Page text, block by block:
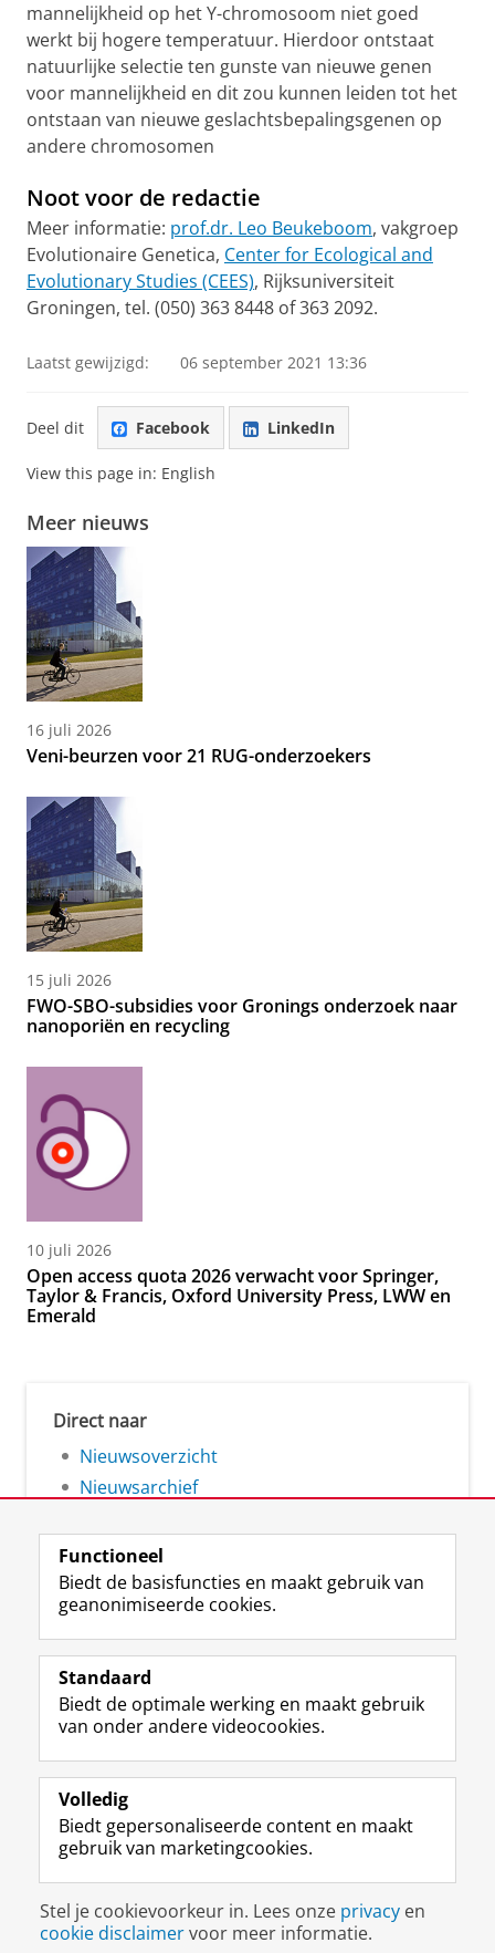
mannelijkheid op het Y-chromosoom niet goed
werkt bij hogere temperatuur. Hierdoor ontstaat
natuurlijke selectie ten gunste van nieuwe genen
voor mannelijkheid en dit zou kunnen leiden tot het
ontstaan van nieuwe geslachtsbepalingsgenen op
andere chromosomen
Noot voor de redactie
Meer informatie: prof.dr. Leo Beukeboom, vakgroep
Evolutionaire Genetica, Center for Ecological and
Evolutionary Studies (CEES), Rijksuniversiteit
Groningen, tel. (050) 363 8448 of 363 2092.
Laatst gewijzigd: 06 september 2021 13:36
Deel dit Facebook LinkedIn
View this page in: English
Meer nieuws
16 juli 2026
Veni-beurzen voor 21 RUG-onderzoekers
15 juli 2026
FWO-SBO-subsidies voor Gronings onderzoek naar
nanoporiën en recycling
10 juli 2026
Open access quota 2026 verwacht voor Springer,
Taylor & Francis, Oxford University Press, LWW en
Emerald
Direct naar
Nieuwsoverzicht
Nieuwsarchief
Volg de RUG
F
a
e
b
o
p
a
i
n
a
L
i
k
e
I
-
p
g
i
n
R
S
-
f
e
R
k
s
u
I
n
t
r
m
c
c
o
Y
o
T
e
k
a
a
Studiekiezers
Alumni
Over ons
Disclaimer & Copyright
Inloggen
Functioneel
Biedt de basisfuncties en maakt gebruik van
geanonimiseerde cookies.
Standaard
Biedt de optimale werking en maakt gebruik
van onder andere videocookies.
Volledig
Biedt gepersonaliseerde content en maakt
gebruik van marketingcookies.
Stel je cookievoorkeur in. Lees onze privacy en
cookie disclaimervoor meer informatie.